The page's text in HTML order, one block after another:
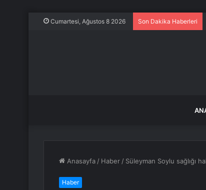
Cumartesi, Ağustos 8 2026 Son Dakika Haberleri
Anasayfa / Haber / Süleyman Soylu sağlığı
Haber